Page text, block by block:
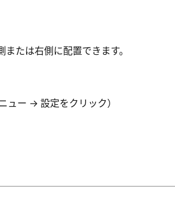
たは右側に配置できます。
ュー → 設定をクリック）